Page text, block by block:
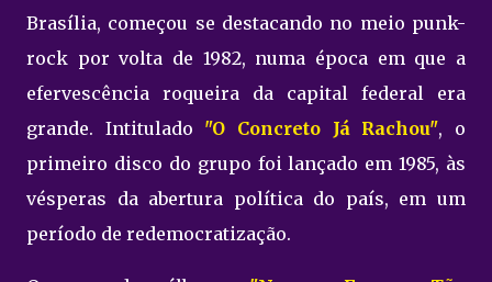
Brasília, começou se destacando no meio punk-
rock por volta de 1982, numa época em que a
efervescência roqueira da capital federal era
grande. Intitulado "O Concreto Já Rachou", o
primeiro disco do grupo foi lançado em 1985, às
vésperas da abertura política do país, em um
período de redemocratização.